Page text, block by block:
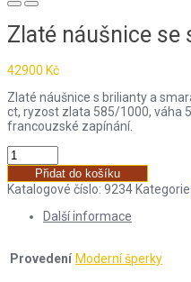
Zlaté náušnice se
42900 Kč
Zlaté náušnice s brilianty a
ct, ryzost zlata 585/1000, váha
francouzské zapínání.
Přidat do košíku
Katalogové číslo: 9234 Kategorie:
Další informace
Provedení Moderní šperky